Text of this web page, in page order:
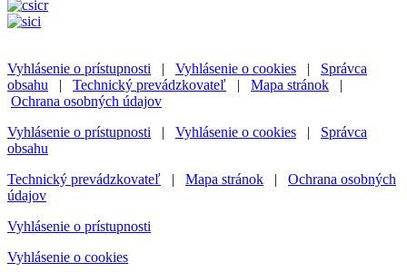
Vyhlásenie o prístupnosti | Vyhlásenie o cookies | Správca
obsahu | Technický prevádzkovateľ | Mapa stránok |
Ochrana osobných údajov
Vyhlásenie o prístupnosti | Vyhlásenie o cookies | Správca
obsahu
Technický prevádzkovateľ | Mapa stránok | Ochrana osobných
údajov
Vyhlásenie o prístupnosti
Vyhlásenie o cookies